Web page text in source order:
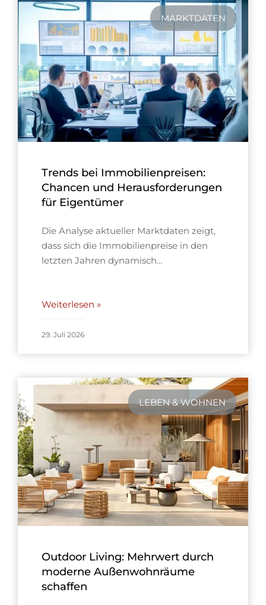
MARKTDATEN
Trends bei Immobilienpreisen:
Chancen und Herausforderungen
für Eigentümer
Die Analyse aktueller Marktdaten zeigt,
dass sich die Immobilienpreise in den
letzten Jahren dynamisch…
Weiterlesen »
29. Juli 2026
LEBEN & WOHNEN
Outdoor Living: Mehrwert durch
moderne Außenwohnräume
schaffen